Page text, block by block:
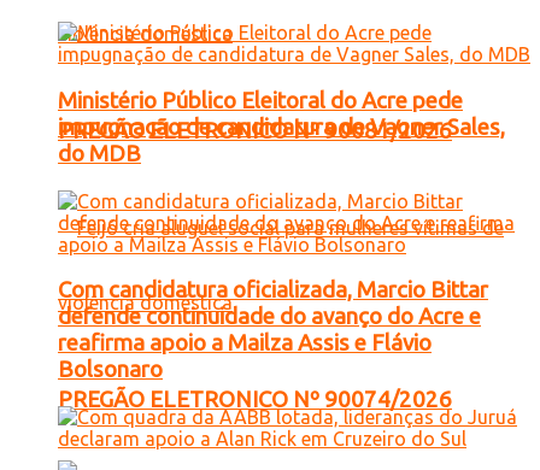
PREGÃO ELETRONICO Nº 90081/2026
PREGÃO ELETRONICO Nº 90074/2026
Ministério Público Eleitoral do Acre pede
impugnação de candidatura de Vagner Sales,
do MDB
Com candidatura oficializada, Marcio Bittar
defende continuidade do avanço do Acre e
reafirma apoio a Mailza Assis e Flávio
Bolsonaro